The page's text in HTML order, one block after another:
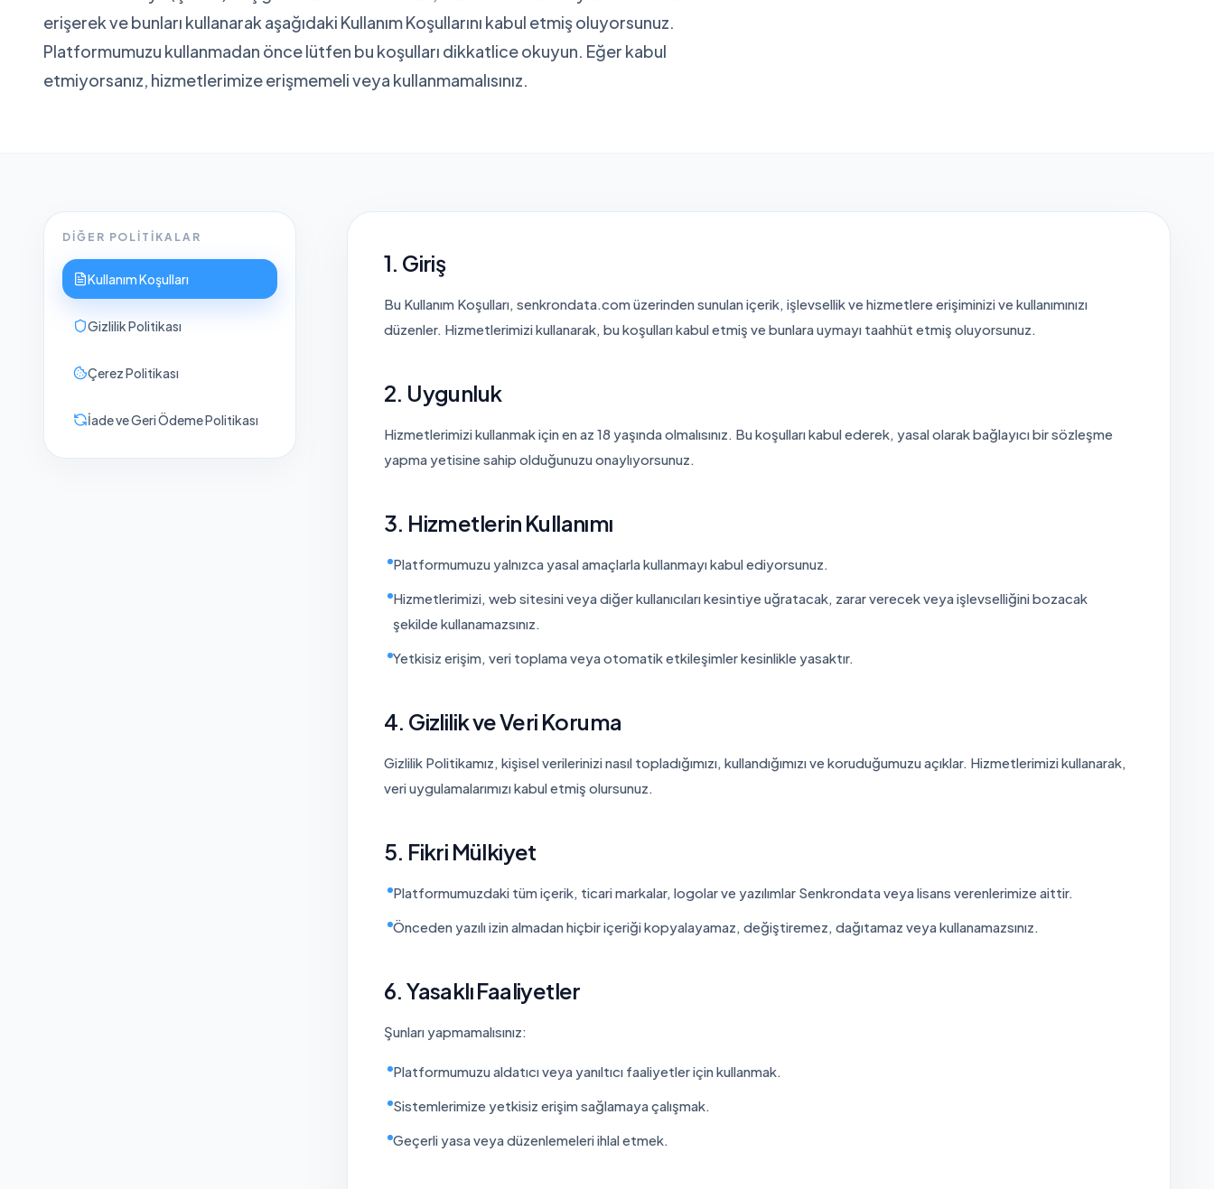
erişerek ve bunları kullanarak aşağıdaki Kullanım Koşullarını kabul etmiş oluyorsunuz.
Platformumuzu kullanmadan önce lütfen bu koşulları dikkatlice okuyun. Eğer kabul
etmiyorsanız, hizmetlerimize erişmemeli veya kullanmamalısınız.
DIĞER POLITIKALAR
Kullanım Koşulları
Gizlilik Politikası
Çerez Politikası
İade ve Geri Ödeme Politikası
1. Giriş
Bu Kullanım Koşulları, senkrondata.com üzerinden sunulan içerik, işlevsellik ve hizmetlere erişiminizi ve kullanımınızı
düzenler. Hizmetlerimizi kullanarak, bu koşulları kabul etmiş ve bunlara uymayı taahhüt etmiş oluyorsunuz.
2. Uygunluk
Hizmetlerimizi kullanmak için en az 18 yaşında olmalısınız. Bu koşulları kabul ederek, yasal olarak bağlayıcı bir sözleşme
yapma yetisine sahip olduğunuzu onaylıyorsunuz.
3. Hizmetlerin Kullanımı
Platformumuzu yalnızca yasal amaçlarla kullanmayı kabul ediyorsunuz.
Hizmetlerimizi, web sitesini veya diğer kullanıcıları kesintiye uğratacak, zarar verecek veya işlevselliğini bozacak
şekilde kullanamazsınız.
Yetkisiz erişim, veri toplama veya otomatik etkileşimler kesinlikle yasaktır.
4. Gizlilik ve Veri Koruma
Gizlilik Politikamız, kişisel verilerinizi nasıl topladığımızı, kullandığımızı ve koruduğumuzu açıklar. Hizmetlerimizi kullanarak,
veri uygulamalarımızı kabul etmiş olursunuz.
5. Fikri Mülkiyet
Platformumuzdaki tüm içerik, ticari markalar, logolar ve yazılımlar Senkrondata veya lisans verenlerimize aittir.
Önceden yazılı izin almadan hiçbir içeriği kopyalayamaz, değiştiremez, dağıtamaz veya kullanamazsınız.
6. Yasaklı Faaliyetler
Şunları yapmamalısınız:
Platformumuzu aldatıcı veya yanıltıcı faaliyetler için kullanmak.
Sistemlerimize yetkisiz erişim sağlamaya çalışmak.
Geçerli yasa veya düzenlemeleri ihlal etmek.